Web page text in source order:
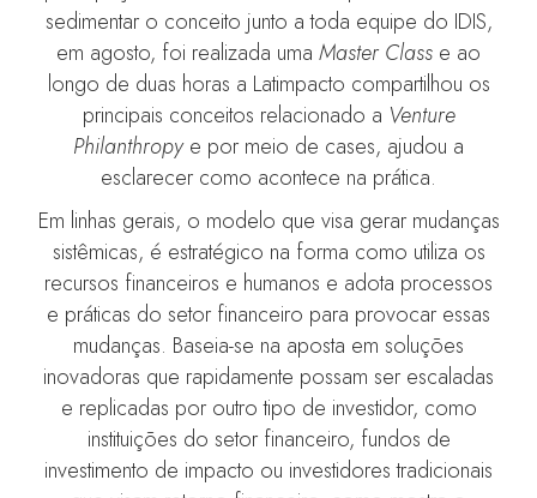
sedimentar o conceito junto a toda equipe do IDIS,
em agosto, foi realizada uma Master Class e ao
longo de duas horas a Latimpacto compartilhou os
principais conceitos relacionado a Venture
Philanthropye por meio de cases, ajudou a
esclarecer como acontece na prática.
Em linhas gerais, o modelo que visa gerar mudanças
sistêmicas, é estratégico na forma como utiliza os
recursos financeiros e humanos e adota processos
e práticas do setor financeiro para provocar essas
mudanças. Baseia-se na aposta em soluções
inovadoras que rapidamente possam ser escaladas
e replicadas por outro tipo de investidor, como
instituições do setor financeiro, fundos de
investimento de impacto ou investidores tradicionais